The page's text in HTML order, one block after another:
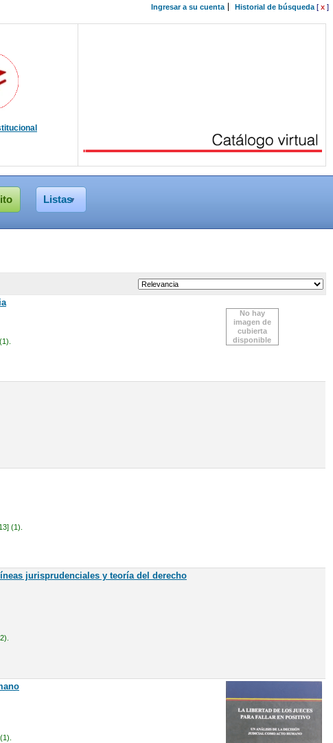
Ingresar a su cuenta Historial de búsqueda[ x ]
Listas
No hay
imagen de
cubierta
disponible
(1).
jurisprudenciales y teoría del derecho